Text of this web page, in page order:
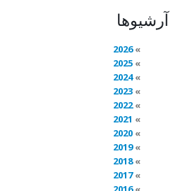
آرشیوها
2026
2025
2024
2023
2022
2021
2020
2019
2018
2017